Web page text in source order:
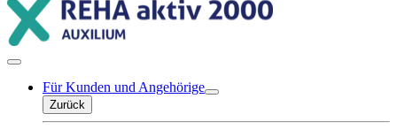
Für Kunden und Angehörige
Zurück